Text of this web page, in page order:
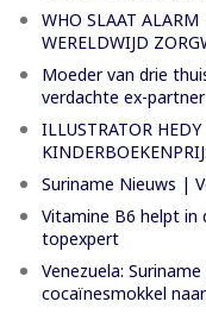
WHO SLAAT
WERELDWIJD
Moeder van drie
verdachte ex-
ILLUSTRATOR
Suriname Nieuws |
Vitamine B6 helpt in
topexpert
Venezuela:
cocaïnesmokkel